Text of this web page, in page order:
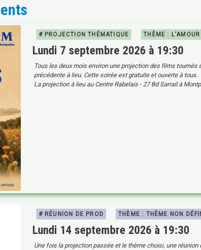
# PROJECTION THÉMATIQUE THÈME :
Lundi 7 septembre 2026 à 19:30
Tous les deux mois environ une projection des films tournés
précédente à lieu. Cette soirée est gratuite et ouverte à tous.
La projection à lieu au Centre Rabelais - 27 Bd Sarrail à
# RÉUNION DE PROD THÈME : THÈME NON
Lundi 14 septembre 2026 à 19:30
Une fois la projection passée et le thème choisi, une